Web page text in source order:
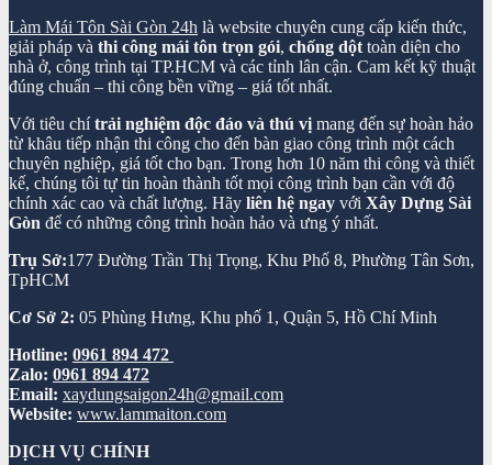
Làm Mái Tôn Sài Gòn 24h là website chuyên cung cấp kiến thức,
giải pháp và thi công mái tôn trọn gói, chống dột toàn diện cho
nhà ở, công trình tại TP.HCM và các tỉnh lân cận. Cam kết kỹ thuật
đúng chuẩn – thi công bền vững – giá tốt nhất.
Với tiêu chítrải nghiệm độc đáo và thú vị mang đến sự hoàn hảo
từ khâu tiếp nhận thi công cho đến bàn giao công trình một cách
chuyên nghiệp, giá tốt cho bạn. Trong hơn 10 năm thi công và thiết
kế, chúng tôi tự tin hoàn thành tốt mọi công trình bạn cần với độ
chính xác cao và chất lượng. Hãy liên hệ ngay với Xây Dựng Sài
Gòn để có những công trình hoàn hảo và ưng ý nhất.
Trụ Sở:177 Đường Trần Thị Trọng, Khu Phố 8, Phường Tân Sơn,
TpHCM
Cơ Sở 2: 05 Phùng Hưng, Khu phố 1, Quận 5, Hồ Chí Minh
Hotline: 0961 894 472
Zalo: 0961 894 472
Email: xaydungsaigon24h@gmail.com
Website: www.lammaiton.com
DỊCH VỤ CHÍNH